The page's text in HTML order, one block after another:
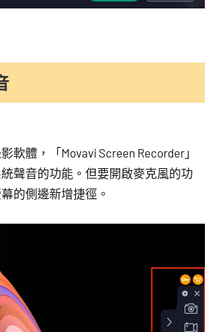
軟體，「Movavi Screen Recorder」
聲音的功能。但要開啟麥克風的功
的側邊新增捷徑。